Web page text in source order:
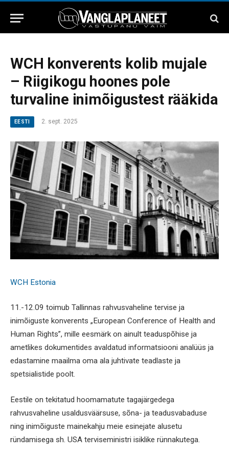
WCH konverents kolib mujale
– Riigikogu hoones pole
turvaline inimõigustest rääkida
EESTI 2. sept. 2025
WCH Estonia
11.-12.09 toimub Tallinnas rahvusvaheline tervise ja
inimõiguste konverents „European Conference of Health and
Human Rights”, mille eesmärk on ainult teaduspõhise ja
ametlikes dokumentides avaldatud informatsiooni analüüs ja
edastamine maailma oma ala juhtivate teadlaste ja
spetsialistide poolt.
Eestile on tekitatud hoomamatute tagajärgedega
rahvusvaheline usaldusväärsuse, sõna- ja teadusvabaduse
ning inimõiguste mainekahju meie esinejate alusetu
ründamisega sh. USA terviseministri isiklike rünnakutega.